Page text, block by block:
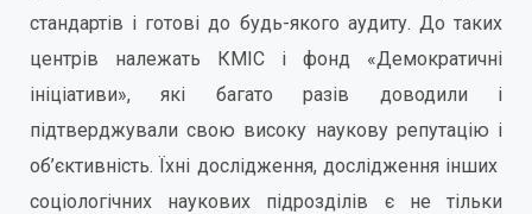
стандартів і готові до будь-якого аудиту. До таких
центрів належать КМІС і фонд «Демократичні
ініціативи», які багато разів доводили і
підтверджували свою високу наукову репутацію і
об’єктивність. Їхні дослідження, дослідження інших
соціологічних наукових підрозділів є не тільки